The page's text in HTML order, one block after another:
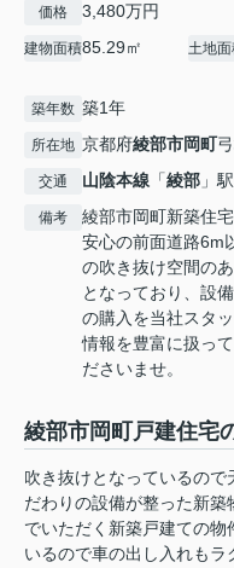
価格 3,480万円
建物面積85.29㎡ 土地
築年数 築1年
所在地 京都府綾部市岡町
交通 山陰本線 「綾部 」
備考
綾部市岡町新築住
安心の前面道路6m
の吹き抜け空間の
となっており、設
の購入を当社スタ
情報を豊富に扱っ
ださいませ。
綾部市岡町戸建住宅
吹き抜けとなっているので
だわりの設備が整った新
でいただく新築戸建ての
いるので車の出し入れも